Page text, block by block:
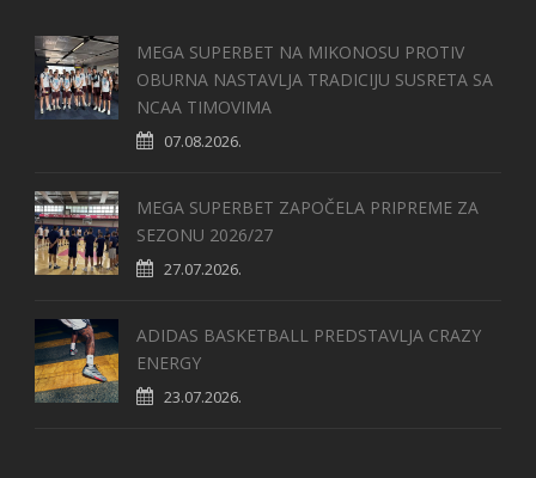
MEGA SUPERBET NA MIKONOSU PROTIV
OBURNA NASTAVLJA TRADICIJU SUSRETA SA
NCAA TIMOVIMA
07.08.2026.
MEGA SUPERBET ZAPOČELA PRIPREME ZA
SEZONU 2026/27
27.07.2026.
ADIDAS BASKETBALL PREDSTAVLJA CRAZY
ENERGY
23.07.2026.